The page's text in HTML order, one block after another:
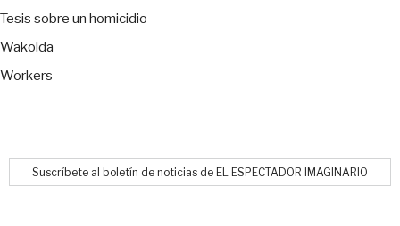
Tesis sobre un homicidio
Wakolda
Workers
Suscríbete al boletín de noticias de EL ESPECTADOR IMAGINARIO